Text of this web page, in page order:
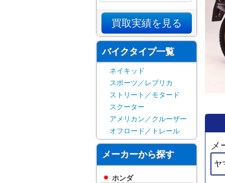
メ
バイクタイプ一覧
ネイキッド
スポーツ／レプリカ
ストリート／モタード
スクーター
アメリカン／クルーザー
オフロード／トレール
メーカーから探す
ホンダ